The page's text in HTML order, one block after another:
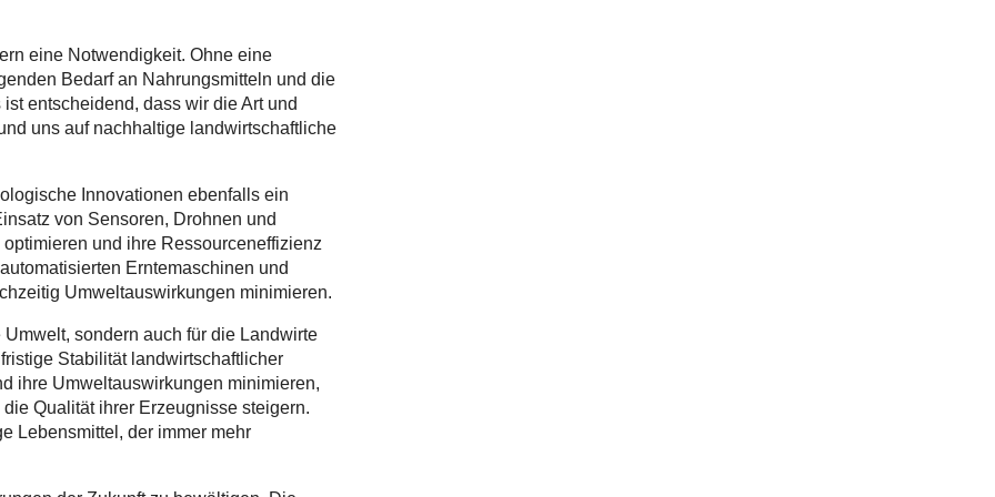
eine Notwendigkeit. Ohne eine
Bedarf an Nahrungsmitteln und die
entscheidend, dass wir die Art und
uns auf nachhaltige landwirtschaftliche
Innovationen ebenfalls ein
von Sensoren, Drohnen und
und ihre Ressourceneffizienz
Erntemaschinen und
Umweltauswirkungen minimieren.
sondern auch für die Landwirte
Stabilität landwirtschaftlicher
ihre Umweltauswirkungen minimieren,
Qualität ihrer Erzeugnisse steigern.
Lebensmittel, der immer mehr